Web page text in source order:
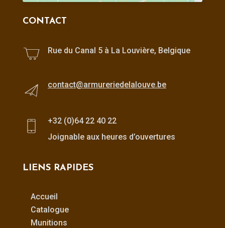
CONTACT
Rue du Canal 5 à La Louvière, Belgique
contact@armureriedelalouve.be
+32 (0)64 22 40 22
Joignable aux heures d’ouvertures
LIENS RAPIDES
Accueil
Catalogue
Munitions